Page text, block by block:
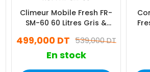
Climeur Mobile Fresh FR-
SM-60 60 Litres Gris &
539,000 DT
499,000 DT
En stock